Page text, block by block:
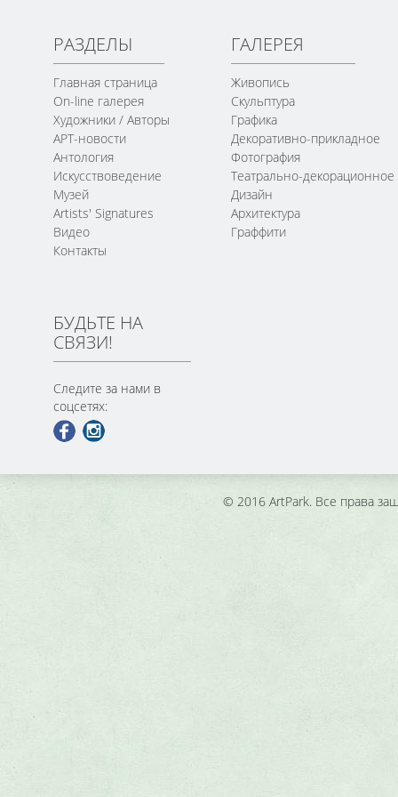
РАЗДЕЛЫ
Главная страница
On-line галерея
Художники / Авторы
АРТ-новости
Антология
Искусствоведение
Музей
Artists' Signatures
Видео
Контакты
ГАЛЕРЕЯ
Живопись
Скульптура
Графика
Декоративно-прикладное
Фотография
Театрально-декорационное
Дизайн
Архитектура
Граффити
БУДЬТЕ НА
СВЯЗИ!
Следите за нами в
соцсетях:
© 2016 ArtPark. Все права